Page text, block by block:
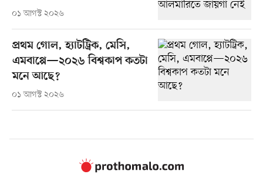
০১ আগস্ট ২০২৬
প্রথম গোল, হ্যাটট্রিক, মেসি,
এমবাপ্পে—২০২৬ বিশ্বকাপ কতটা
মনে আছে?
০১ আগস্ট ২০২৬